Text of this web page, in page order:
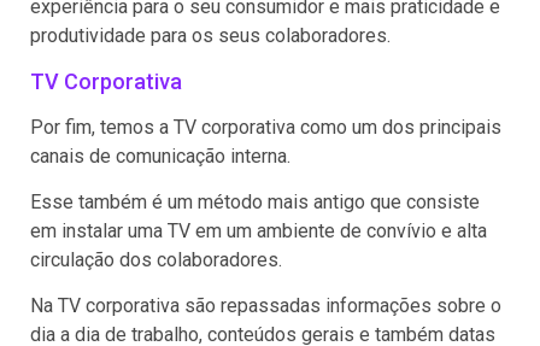
experiência para o seu consumidor e mais praticidade e
produtividade para os seus colaboradores.
TV Corporativa
Por fim, temos a TV corporativa como um dos principais
canais de comunicação interna.
Esse também é um método mais antigo que consiste
em instalar uma TV em um ambiente de convívio e alta
circulação dos colaboradores.
Na TV corporativa são repassadas informações sobre o
dia a dia de trabalho, conteúdos gerais e também datas